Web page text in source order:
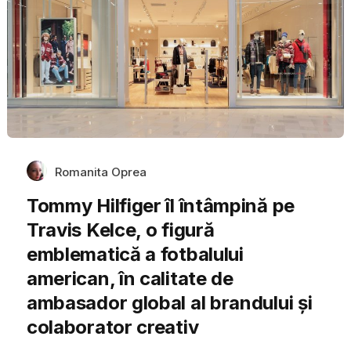
Romanita Oprea
Tommy Hilfiger îl întâmpină pe
Travis Kelce, o figură
emblematică a fotbalului
american, în calitate de
ambasador global al brandului și
colaborator creativ